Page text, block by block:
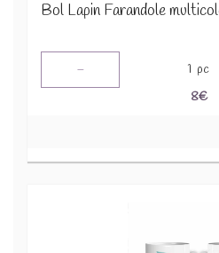
Bol Lapin Farandole
- 1 pc
8€